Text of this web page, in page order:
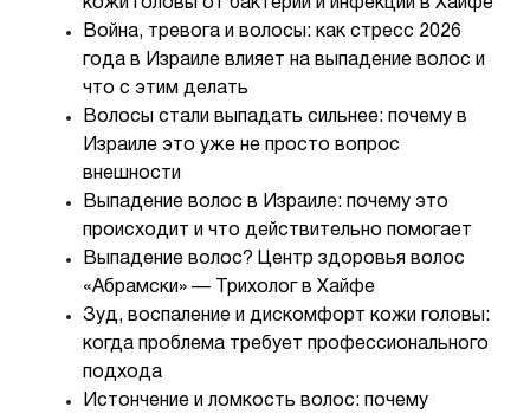
кожи головы от бактерий и инфекций в Хайфе
Война, тревога и волосы: как стресс 2026
года в Израиле влияет на выпадение волос и
что с этим делать
Волосы стали выпадать сильнее: почему в
Израиле это уже не просто вопрос
внешности
Выпадение волос в Израиле: почему это
происходит и что действительно помогает
Выпадение волос? Центр здоровья волос
«Абрамски» — Трихолог в Хайфе
Зуд, воспаление и дискомфорт кожи головы:
когда проблема требует профессионального
подхода
Истончение и ломкость волос: почему